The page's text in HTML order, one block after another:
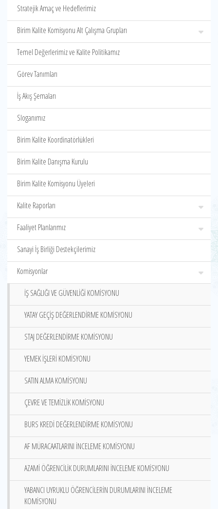
Stratejik Amaç ve Hedeflerimiz
Birim Kalite Komisyonu Alt Çalışma Grupları
Temel Değerlerimiz ve Kalite Politikamız
Görev Tanımları
İş Akış Şemaları
Sloganımız
Birim Kalite Koordinatörlükleri
Birim Kalite Danışma Kurulu
Birim Kalite Komisyonu Üyeleri
Kalite Raporları
Faaliyet Planlarımız
Sanayi İş Birliği Destekçilerimiz
Komisyonlar
İŞ SAĞLIĞI VE GÜVENLİĞİ KOMİSYONU
YATAY GEÇİŞ DEĞERLENDİRME KOMİSYONU
STAJ DEĞERLENDİRME KOMİSYONU
YEMEK İŞLERİ KOMİSYONU
SATIN ALMA KOMİSYONU
ÇEVRE VE TEMİZLİK KOMİSYONU
BURS KREDİ DEĞERLENDİRME KOMİSYONU
AF MÜRACAATLARINI İNCELEME KOMİSYONU
AZAMİ ÖĞRENCİLİK DURUMLARINI İNCELEME KOMİSYONU
YABANCI UYRUKLU ÖĞRENCİLERİN DURUMLARINI İNCELEME
KOMİSYONU